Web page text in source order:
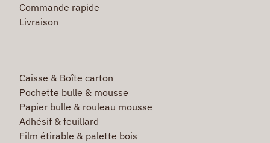
Commande rapide
Livraison
Caisse & Boîte carton
Pochette bulle & mousse
Papier bulle & rouleau mousse
Adhésif & feuillard
Film étirable & palette bois